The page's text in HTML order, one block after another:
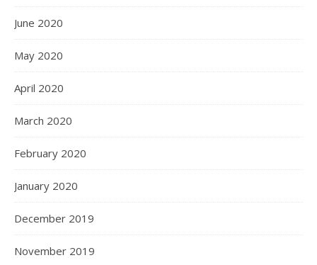
June 2020
May 2020
April 2020
March 2020
February 2020
January 2020
December 2019
November 2019